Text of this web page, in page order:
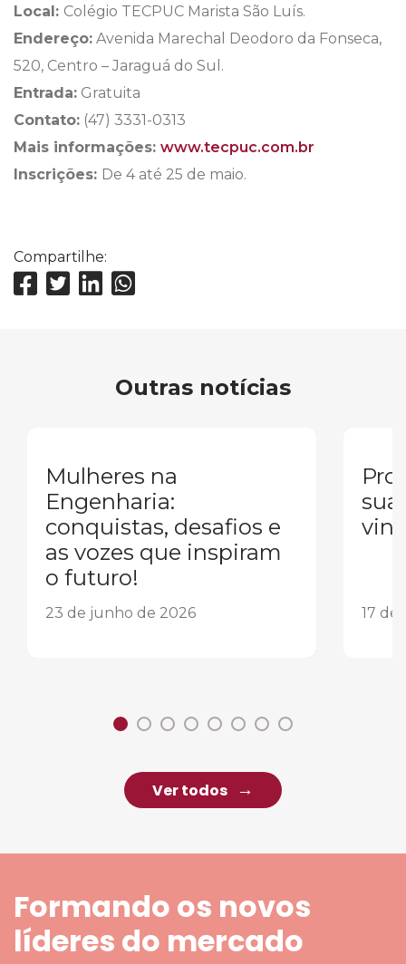
Local: Colégio TECPUC Marista São Luís.
Endereço: Avenida Marechal Deodoro da Fonseca,
520, Centro – Jaraguá do Sul.
Entrada: Gratuita
Contato: (47) 3331-0313
Mais informações: www.tecpuc.com.br
Inscrições: De 4 até 25 de maio.
Compartilhe:
Outras notícias
Mulheres na
Engenharia:
conquistas, desafios e
as vozes que inspiram
o futuro!
23 de junho de 2026
sua
17 de
Ver todos
Formando os novos
líderes do mercado